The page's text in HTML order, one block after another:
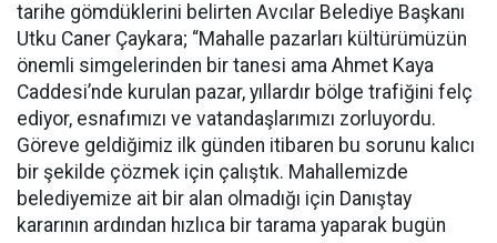
tarihe gömdüklerini belirten Avcılar Belediye Başkanı
Utku Caner Çaykara; “Mahalle pazarları kültürümüzün
önemli simgelerinden bir tanesi ama Ahmet Kaya
Caddesi’nde kurulan pazar, yıllardır bölge trafiğini felç
ediyor, esnafımızı ve vatandaşlarımızı zorluyordu.
Göreve geldiğimiz ilk günden itibaren bu sorunu kalıcı
bir şekilde çözmek için çalıştık. Mahallemizde
belediyemize ait bir alan olmadığı için Danıştay
kararının ardından hızlıca bir tarama yaparak bugün